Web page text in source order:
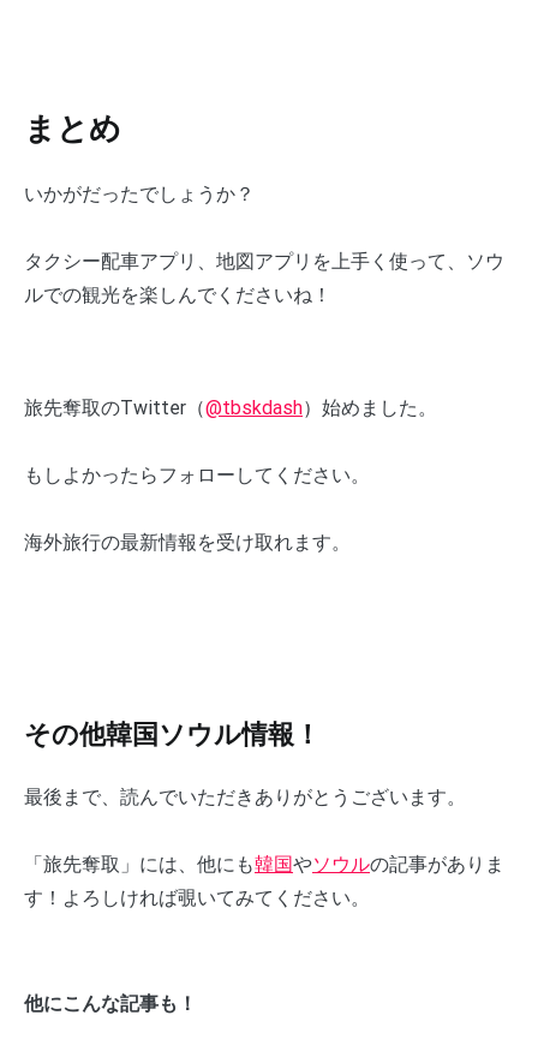
まとめ
いかがだったでしょうか？
タクシー配車アプリ、地図アプリを上手く使って、ソウ
ルでの観光を楽しんでくださいね！
旅先奪取のTwitter（@tbskdash）始めました。
もしよかったらフォローしてください。
海外旅行の最新情報を受け取れます。
その他韓国ソウル情報！
最後まで、読んでいただきありがとうございます。
「旅先奪取」には、他にも韓国やソウルの記事がありま
す！よろしければ覗いてみてください。
他にこんな記事も！